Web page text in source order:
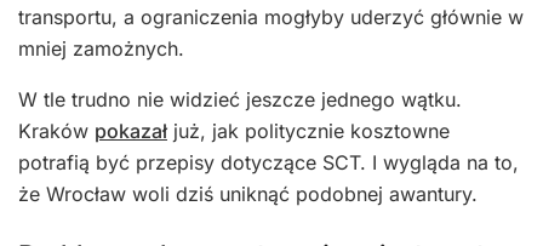
transportu, a ograniczenia mogłyby uderzyć głównie w
mniej zamożnych.
W tle trudno nie widzieć jeszcze jednego wątku.
Kraków pokazał już, jak politycznie kosztowne
potrafią być przepisy dotyczące SCT. I wygląda na to,
że Wrocław woli dziś uniknąć podobnej awantury.